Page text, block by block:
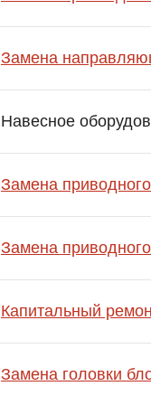
Замена
Навесное
Замена
Замена
Капитальный
Замена головки